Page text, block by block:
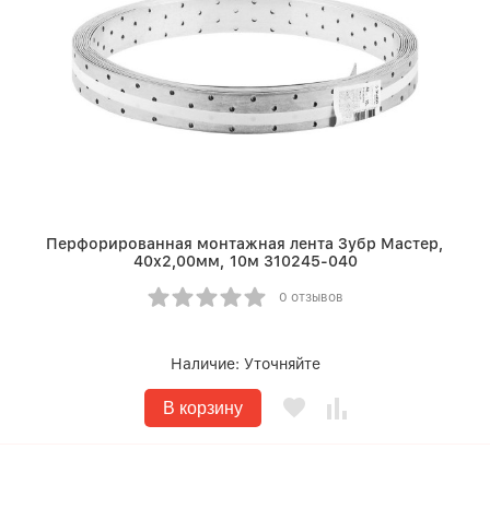
Перфорированная монтажная лента Зубр Мастер,
40х2,00мм, 10м 310245-040
0 отзывов
Наличие: Уточняйте
В корзину